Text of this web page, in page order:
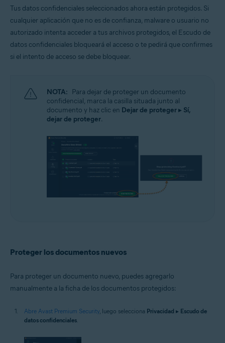
Tus datos confidenciales seleccionados ahora están protegidos. Si
cualquier aplicación que no es de confianza, malware o usuario no
autorizado intenta acceder a tus archivos protegidos, el Escudo de
datos confidenciales bloqueará el acceso o te pedirá que confirmes
si el intento de acceso se debe bloquear.
NOTA: Para dejar de proteger un documento
confidencial, marca la casilla situada junto al
documento y haz clic en Dejar de proteger▸ Sí,
dejar de proteger.
Proteger los documentos nuevos
Para proteger un documento nuevo, puedes agregarlo
manualmente a la ficha de los documentos protegidos:
Abre Avast Premium Security, luego selecciona Privacidad ▸ Escudo de
datos confidenciales.